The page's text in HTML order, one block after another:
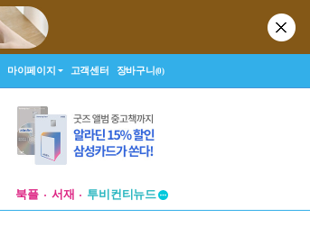
마이페이지 고객센터 장바구니(0)
북플 서재
투비컨티뉴드